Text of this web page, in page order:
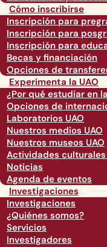
Cómo inscribirse
Inscripción para
Inscripción para
Inscripción para
Becas y financiación
Opciones de
Experimenta la UAO
¿Por qué estudiar en
Opciones de
Laboratorios UAO
Nuestros medios UAO
Nuestros museos UAO
Actividades
Noticias
Agenda de eventos
Investigaciones
Investigaciones
¿Quiénes somos?
Servicios
Investigadores